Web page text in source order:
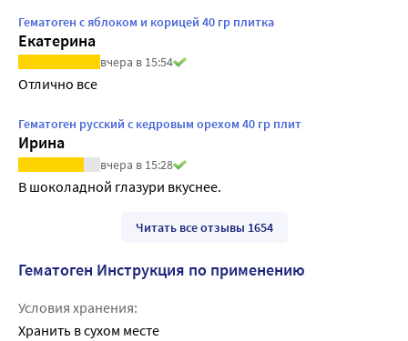
Гематоген с яблоком и корицей 40 гр плитка
Екатерина
вчера в 15:54
Отлично все
Гематоген русский с кедровым орехом 40 гр плит
Ирина
вчера в 15:28
В шоколадной глазури вкуснее.
Читать все отзывы 1654
Гематоген Инструкция по применению
Условия хранения:
Хранить в сухом месте